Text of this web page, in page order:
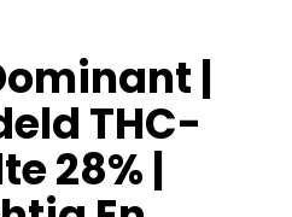
|
THC-
28% |